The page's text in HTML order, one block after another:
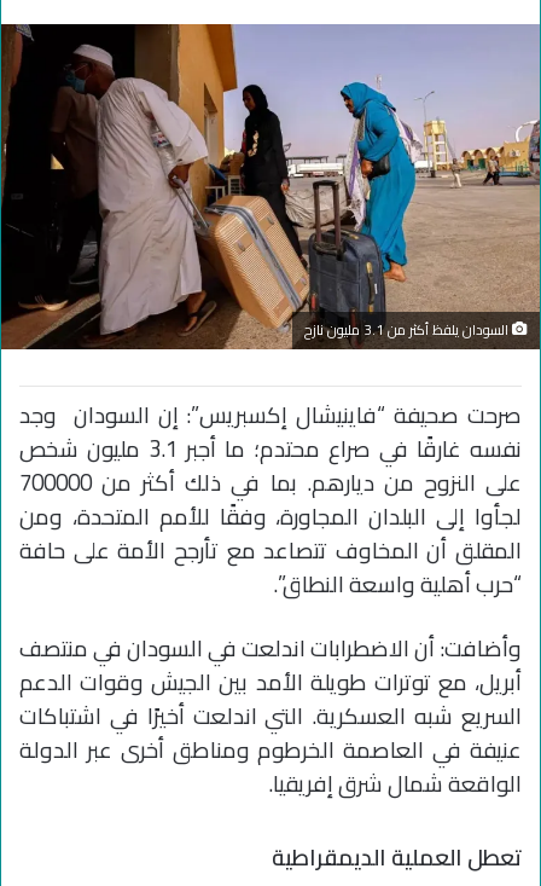
السودان يلفظ أكثر من 3.1 مليون نازح
صرحت صحيفة “فاينيشال إكسبريس”: إن السودان وجد
نفسه غارقًا في صراع محتدم؛ ما أجبر 3.1 مليون شخص
على النزوح من ديارهم. بما في ذلك أكثر من 700000
لجأوا إلى البلدان المجاورة، وفقًا للأمم المتحدة، ومن
المقلق أن المخاوف تتصاعد مع تأرجح الأمة على حافة
“حرب أهلية واسعة النطاق”.
وأضافت: أن الاضطرابات اندلعت في السودان في منتصف
أبريل، مع توترات طويلة الأمد بين الجيش وقوات الدعم
السريع شبه العسكرية. التي اندلعت أخيرًا في اشتباكات
عنيفة في العاصمة الخرطوم ومناطق أخرى عبر الدولة
الواقعة شمال شرق إفريقيا.
تعطل العملية الديمقراطية